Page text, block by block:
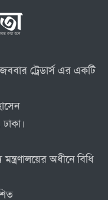
ট্রেডার্স এর একটি
অধীনে বিধি